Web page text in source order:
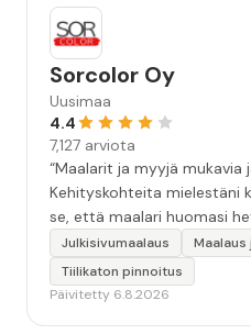
Sorcolor Oy
Uusimaa
4.4
7,127 arviota
“Maalarit ja myyjä mukavia
Kehityskohteita mielestäni
se, että maalari huomasi
värin erot mitä en
kohtaa huomattu mutta
tilanteessa myyjä olisi jo
Julkisivumaalaus
Tiilikaton pinnoitus
Päivitetty 6.8.2026